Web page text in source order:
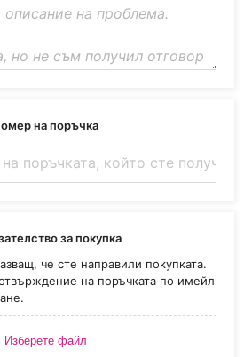
на поръчка
за покупка
че сте направили покупката.
на поръчката по имейл
Изберете файл